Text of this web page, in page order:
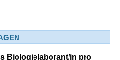
Biologielaborant/in pro